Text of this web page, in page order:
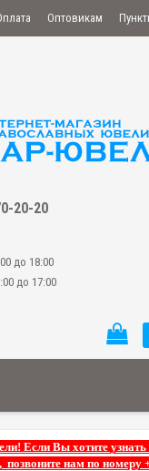
Оптовикам
20-20
до 18:00
до 17:00
Если Вы хотите
позвоните нам по номеру